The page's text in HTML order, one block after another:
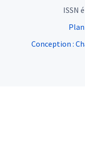
ISSN
Conception :